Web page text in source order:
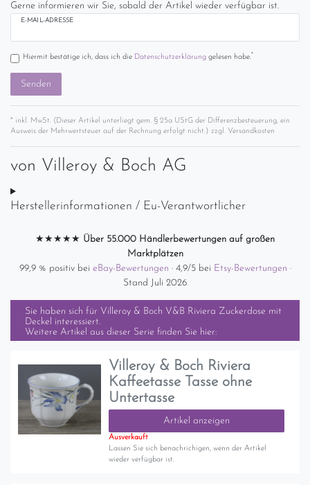
Gerne informieren wir Sie, sobald der Artikel wieder verfügbar ist.
E-MAIL-ADRESSE
Hiermit bestätige ich, dass ich die Daten­schutz­erklärunggelesen habe.*
Senden
* inkl. MwSt. (Dieser Artikel unterliegt gem. § 25a UStG der Differenzbesteuerung, ein
Ausweis der Mehrwertsteuer auf der Rechnung erfolgt nicht.) zzgl. Versandkosten
von Villeroy & Boch AG
Herstellerinformationen / Eu-Verantwortlicher
★★★★★ Über 55.000 Händlerbewertungen auf großen
Marktplätzen
99,9 % positiv bei eBay-Bewertungen · 4,9/5 bei Etsy-Bewertungen ·
Stand Juli 2026
Sie haben sich für Villeroy & Boch V&B Riviera Zuckerdose mit
Deckel interessiert.
Weitere Artikel aus dieser Serie finden Sie hier:
Villeroy & Boch Riviera
Kaffeetasse Tasse ohne
Untertasse
Artikel anzeigen
Ausverkauft
Lassen Sie sich benachrichigen, wenn der Artikel
wieder verfügbar ist.